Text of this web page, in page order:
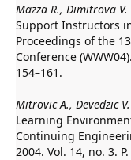
Mazza R., Dimitrova V.
Support Instructors
Proceedings of the
Conference
154–161.
Mitrovic A., Devedzic V.
Learning
Continuing
2004. Vol. 14, no. 3.